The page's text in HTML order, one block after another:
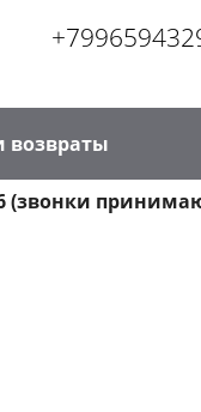
возвраты
(звонки